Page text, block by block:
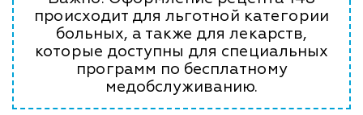
происходит для льготной категории
больных, а также для лекарств,
которые доступны для специальных
программ по бесплатному
медобслуживанию.